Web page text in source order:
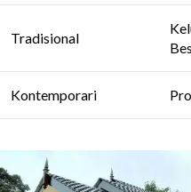
Tradisional
Kontemporari